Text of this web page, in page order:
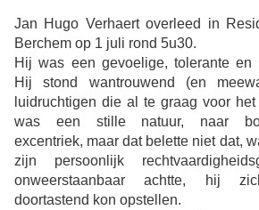
Jan Hugo Verhaert overleed in
Berchem op 1 juli rond 5u30.
Hij was een gevoelige, tolerante en
Hij stond wantrouwend (en
luidruchtigen die al te graag voor
was een stille natuur, naar
excentriek, maar dat belette niet dat,
zijn persoonlijk
onweerstaanbaar achtte, hij
doortastend kon opstellen.